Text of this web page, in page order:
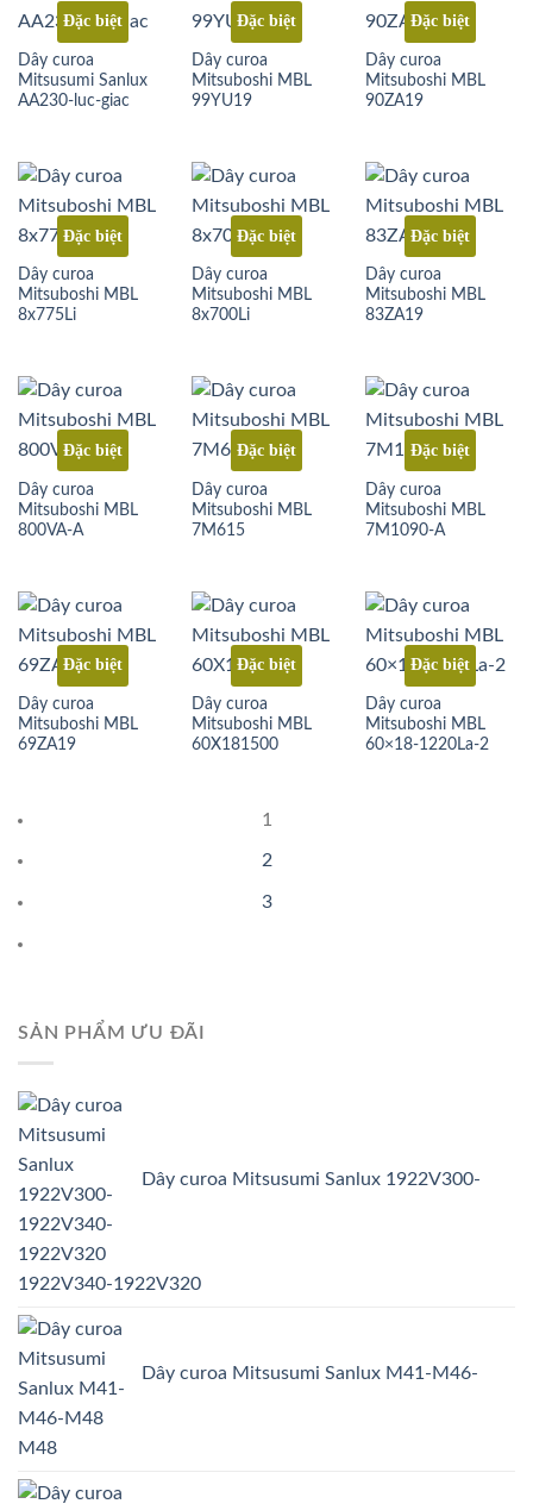
Đặc biệt
Dây curoa
Mitsusumi Sanlux
AA230-luc-giac
Đặc biệt
Dây curoa
Mitsuboshi MBL
99YU19
Đặc biệt
Dây curoa
Mitsuboshi MBL
90ZA19
Đặc biệt
Dây curoa
Mitsuboshi MBL
8x775Li
Đặc biệt
Dây curoa
Mitsuboshi MBL
8x700Li
Đặc biệt
Dây curoa
Mitsuboshi MBL
83ZA19
Đặc biệt
Dây curoa
Mitsuboshi MBL
800VA-A
Đặc biệt
Dây curoa
Mitsuboshi MBL
7M615
Đặc biệt
Dây curoa
Mitsuboshi MBL
7M1090-A
Đặc biệt
Dây curoa
Mitsuboshi MBL
69ZA19
Đặc biệt
Dây curoa
Mitsuboshi MBL
60X181500
Đặc biệt
Dây curoa
Mitsuboshi MBL
60×18-1220La-2
1
2
3
SẢN PHẨM ƯU ĐÃI
Dây curoa Mitsusumi Sanlux 1922V300-
1922V340-1922V320
Dây curoa Mitsusumi Sanlux M41-M46-
M48